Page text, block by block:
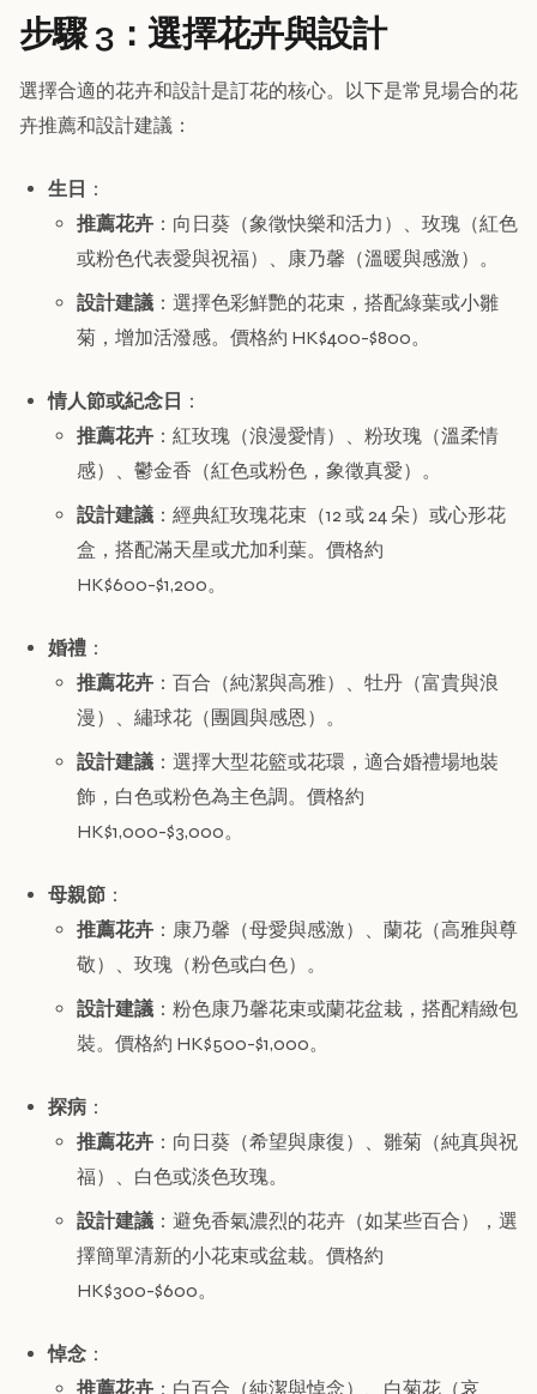
步驟 3：選擇花卉與設計
選擇合適的花卉和設計是訂花的核心。以下是常見場合的花
卉推薦和設計建議：
生日 ：
推薦花卉 ：向日葵（象徵快樂和活力）、玫瑰（紅色
或粉色代表愛與祝福）、康乃馨（溫暖與感激）。
設計建議 ：選擇色彩鮮艷的花束，搭配綠葉或小雛
菊，增加活潑感。價格約 HK$400-$800。
情人節或紀念日 ：
推薦花卉 ：紅玫瑰（浪漫愛情）、粉玫瑰（溫柔情
感）、鬱金香（紅色或粉色，象徵真愛）。
設計建議 ：經典紅玫瑰花束（12 或 24 朵）或心形花
盒，搭配滿天星或尤加利葉。價格約
HK$600-$1,200。
婚禮 ：
推薦花卉 ：百合（純潔與高雅）、牡丹（富貴與浪
漫）、繡球花（團圓與感恩）。
設計建議 ：選擇大型花籃或花環，適合婚禮場地裝
飾，白色或粉色為主色調。價格約
HK$1,000-$3,000。
母親節 ：
推薦花卉 ：康乃馨（母愛與感激）、蘭花（高雅與尊
敬）、玫瑰（粉色或白色）。
設計建議 ：粉色康乃馨花束或蘭花盆栽，搭配精緻包
裝。價格約 HK$500-$1,000。
探病 ：
推薦花卉 ：向日葵（希望與康復）、雛菊（純真與祝
福）、白色或淡色玫瑰。
設計建議 ：避免香氣濃烈的花卉（如某些百合），選
擇簡單清新的小花束或盆栽。價格約
HK$300-$600。
悼念 ：
推薦花卉 ：白百合（純潔與悼念）、白菊花（哀